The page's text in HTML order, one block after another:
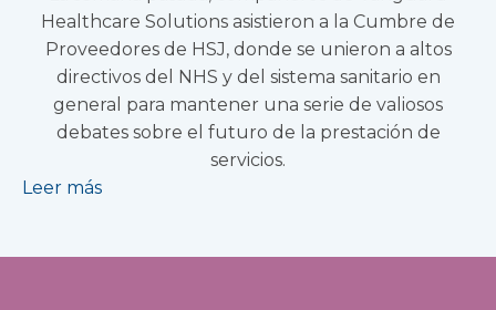
Healthcare Solutions asistieron a la Cumbre de
Proveedores de HSJ, donde se unieron a altos
directivos del NHS y del sistema sanitario en
general para mantener una serie de valiosos
debates sobre el futuro de la prestación de
servicios.
Leer más